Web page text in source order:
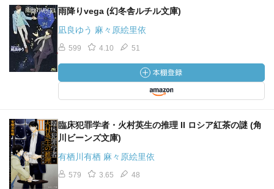
雨降りvega (幻冬舎ルチル文庫)
凪良ゆう 麻々原絵里依
599 4.10 51
臨床犯罪学者・火村英生の推理 II ロシア紅茶の謎 (角
川ビーンズ文庫)
有栖川有栖 麻々原絵里依
579 3.65 48